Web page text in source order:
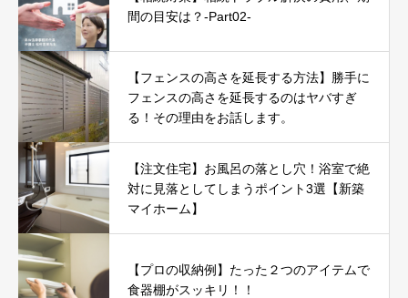
間の目安は？-Part02-
【フェンスの高さを延長する方法】勝手に
フェンスの高さを延長するのはヤバすぎ
る！その理由をお話します。
【注文住宅】お風呂の落とし穴！浴室で絶
対に見落としてしまうポイント3選【新築
マイホーム】
【プロの収納例】たった２つのアイテムで
食器棚がスッキリ！！